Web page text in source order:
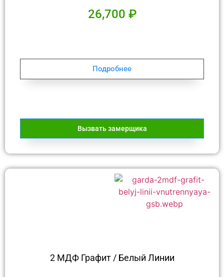
26,700 ₽
Подробнее
Вызвать замерщика
2 МДФ Графит / Белый Линии